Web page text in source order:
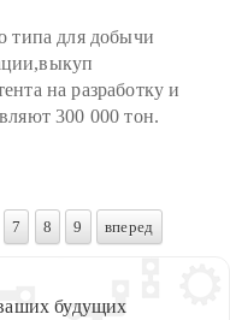
типа для добычи
на разработку и
300 000 тон.
7 8 9 вперед
будущих